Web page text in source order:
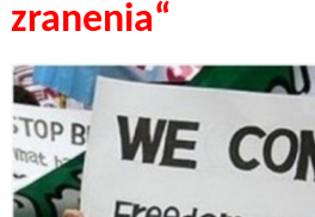
zranenia“